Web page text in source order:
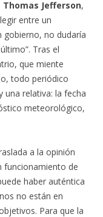
Thomas Jefferson,
entre un
gobierno, no dudaría
Tras el
que miente
todo periódico
una relativa: la fecha
meteorológico,
a la opinión
funcionamiento de
haber auténtica
no están en
Para que la